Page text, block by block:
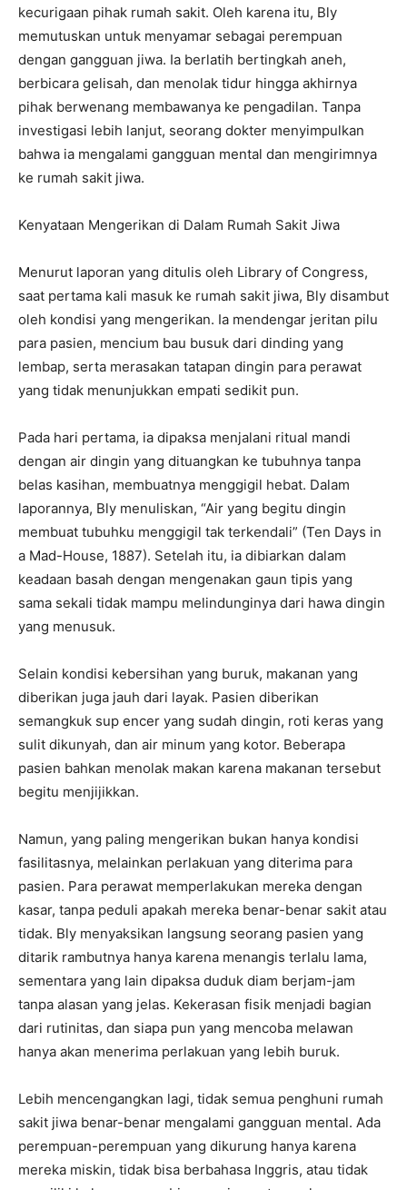
kecurigaan pihak rumah sakit. Oleh karena itu, Bly
memutuskan untuk menyamar sebagai perempuan
dengan gangguan jiwa. Ia berlatih bertingkah aneh,
berbicara gelisah, dan menolak tidur hingga akhirnya
pihak berwenang membawanya ke pengadilan. Tanpa
investigasi lebih lanjut, seorang dokter menyimpulkan
bahwa ia mengalami gangguan mental dan mengirimnya
ke rumah sakit jiwa.
Kenyataan Mengerikan di Dalam Rumah Sakit Jiwa
Menurut laporan yang ditulis oleh Library of Congress,
saat pertama kali masuk ke rumah sakit jiwa, Bly disambut
oleh kondisi yang mengerikan. Ia mendengar jeritan pilu
para pasien, mencium bau busuk dari dinding yang
lembap, serta merasakan tatapan dingin para perawat
yang tidak menunjukkan empati sedikit pun.
Pada hari pertama, ia dipaksa menjalani ritual mandi
dengan air dingin yang dituangkan ke tubuhnya tanpa
belas kasihan, membuatnya menggigil hebat. Dalam
laporannya, Bly menuliskan, “Air yang begitu dingin
membuat tubuhku menggigil tak terkendali” (Ten Days in
a Mad-House, 1887). Setelah itu, ia dibiarkan dalam
keadaan basah dengan mengenakan gaun tipis yang
sama sekali tidak mampu melindunginya dari hawa dingin
yang menusuk.
Selain kondisi kebersihan yang buruk, makanan yang
diberikan juga jauh dari layak. Pasien diberikan
semangkuk sup encer yang sudah dingin, roti keras yang
sulit dikunyah, dan air minum yang kotor. Beberapa
pasien bahkan menolak makan karena makanan tersebut
begitu menjijikkan.
Namun, yang paling mengerikan bukan hanya kondisi
fasilitasnya, melainkan perlakuan yang diterima para
pasien. Para perawat memperlakukan mereka dengan
kasar, tanpa peduli apakah mereka benar-benar sakit atau
tidak. Bly menyaksikan langsung seorang pasien yang
ditarik rambutnya hanya karena menangis terlalu lama,
sementara yang lain dipaksa duduk diam berjam-jam
tanpa alasan yang jelas. Kekerasan fisik menjadi bagian
dari rutinitas, dan siapa pun yang mencoba melawan
hanya akan menerima perlakuan yang lebih buruk.
Lebih mencengangkan lagi, tidak semua penghuni rumah
sakit jiwa benar-benar mengalami gangguan mental. Ada
perempuan-perempuan yang dikurung hanya karena
mereka miskin, tidak bisa berbahasa Inggris, atau tidak